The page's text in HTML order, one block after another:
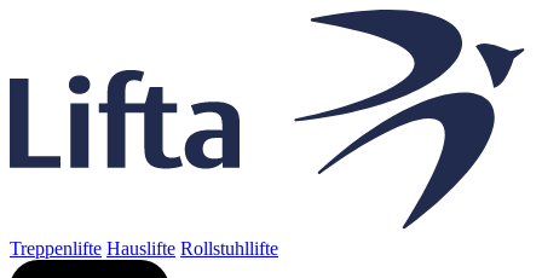
Treppenlifte Hauslifte Rollstuhllifte